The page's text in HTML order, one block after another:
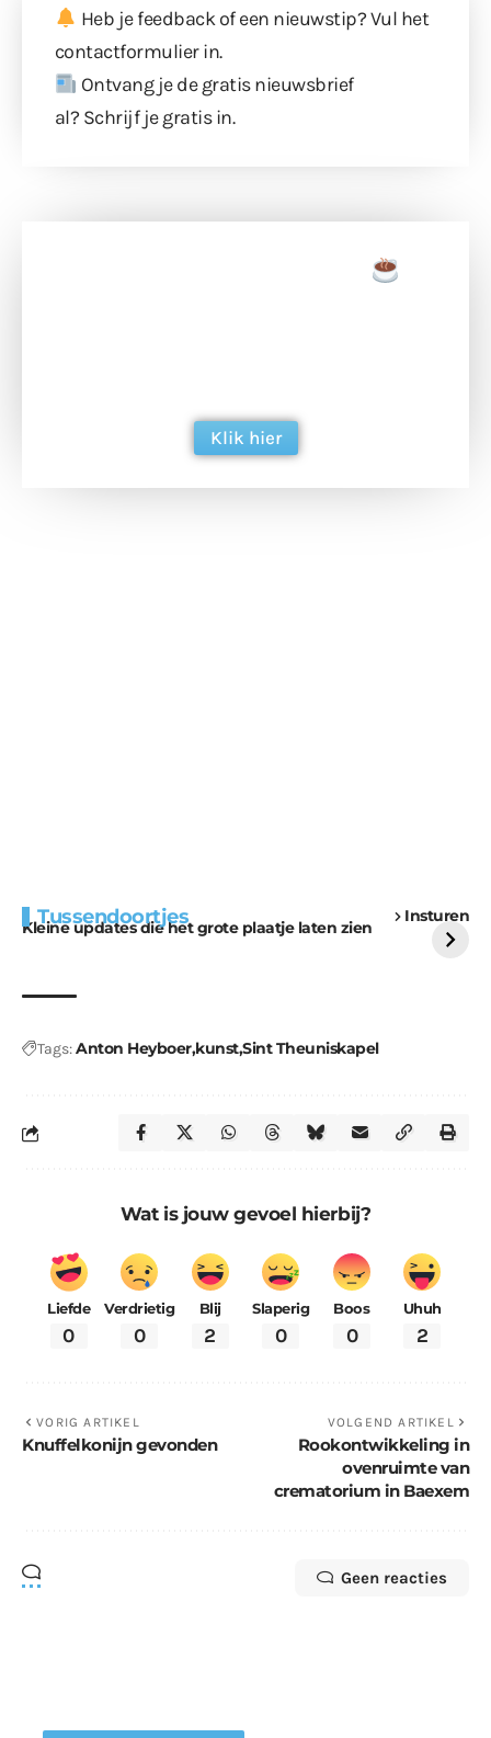
Heb je feedback of een nieuwstip? Vul het
contactformulierin.
Ontvang je de gratis nieuwsbrief
al? Schrijf je gratis in.
Klik hier
Tussendoortjes Insturen
Kleine updates die het grote plaatje laten zien
voor kabouters
uitdaging
Tags:Anton HeyboerkunstSint Theuniskapel
Wat is jouw gevoel hierbij?
Liefde
0
Verdrietig
0
Blij
2
Slaperig
0
Boos
0
Uhuh
2
VORIG ARTIKEL
Knuffelkonijn gevonden
VOLGEND ARTIKEL
Rookontwikkeling in
ovenruimte van
crematorium in Baexem
Geen reacties